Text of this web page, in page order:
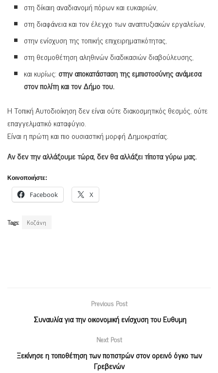
στη δίκαιη αναδιανομή πόρων και ευκαιριών,
στη διαφάνεια και τον έλεγχο των αναπτυξιακών εργαλείων,
στην ενίσχυση της τοπικής επιχειρηματικότητας,
στη θεσμοθέτηση αληθινών διαδικασιών διαβούλευσης,
και κυρίως: στην αποκατάσταση της εμπιστοσύνης ανάμεσα
στον πολίτη και τον Δήμο του.
Η Τοπική Αυτοδιοίκηση δεν είναι ούτε διακοσμητικός θεσμός, ούτε
επαγγελματικό καταφύγιο.
Είναι η πρώτη και πιο ουσιαστική μορφή Δημοκρατίας.
Αν δεν την αλλάξουμε τώρα, δεν θα αλλάξει τίποτα γύρω μας.
Κοινοποιήστε:
Facebook X
Tags: Κοζάνη
Previous Post
Συναυλία για την οικονομική ενίσχυση του Ευθυμη
Next Post
Ξεκίνησε η τοποθέτηση των ποτιστρών στον ορεινό όγκο των
Γρεβενών